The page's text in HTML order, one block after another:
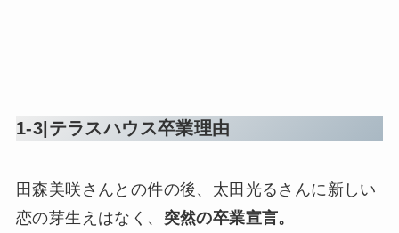
1-3|テラスハウス卒業理由
田森美咲さんとの件の後、太田光るさんに新しい
恋の芽生えはなく、 突然の卒業宣言。